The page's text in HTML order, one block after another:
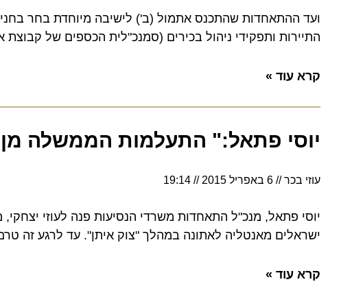
ועד ההתאחדות שהתכנס אתמול (ב') לישיבה מיוחדת בחר בחני
התיירות ותפקידי ניהול בכירים (סמנכ"לית הכספים של קבוצת
קרא עוד »
יוסי פתאל:" התעלמות הממשלה מן
עוזי בכר 6 באפריל 2015 19:14
יוסי פתאל, מנכ"ל התאחדות משרדי הנסיעות פנה לעוזי
ישראלים מאנטליה לאתונה במהלך "צוק איתן". עד לרגע זה
קרא עוד »